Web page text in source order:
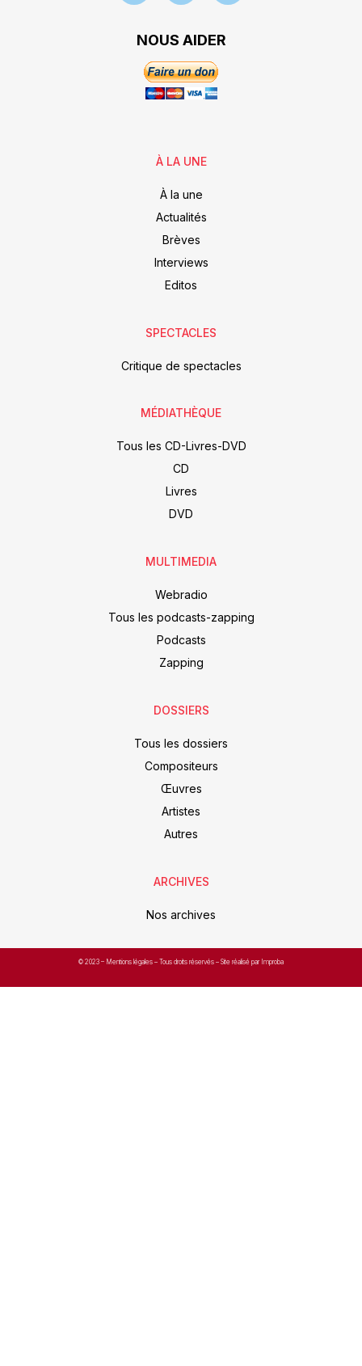
NOUS AIDER
À LA UNE
À la une
Actualités
Brèves
Interviews
Editos
SPECTACLES
Critique de spectacles
MÉDIATHÈQUE
Tous les CD-Livres-DVD
CD
Livres
DVD
MULTIMEDIA
Webradio
Tous les podcasts-zapping
Podcasts
Zapping
DOSSIERS
Tous les dossiers
Compositeurs
Œuvres
Artistes
Autres
ARCHIVES
Nos archives
© 2023 – Mentions légales – Tous droits réservés – Site réalisé par Improba